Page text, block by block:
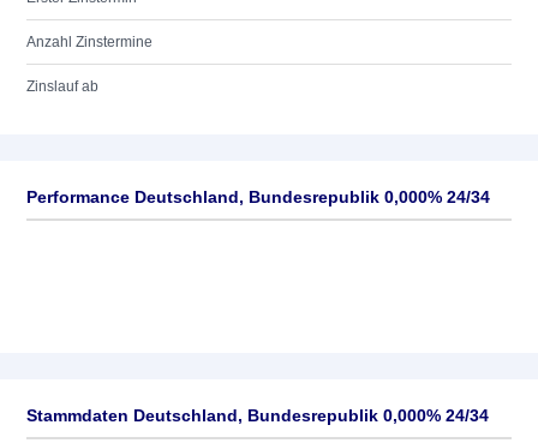
Anzahl Zinstermine
Zinslauf ab
Performance Deutschland, Bundesrepublik 0,000% 24/34
Stammdaten Deutschland, Bundesrepublik 0,000% 24/34